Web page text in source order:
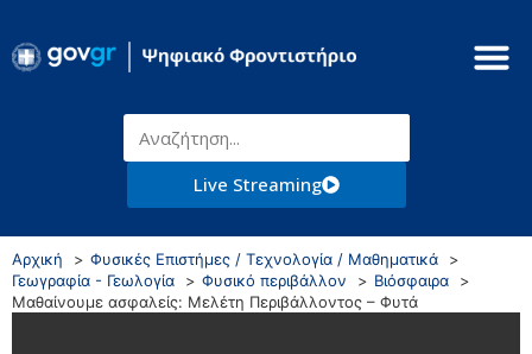
Live Streaming
Αρχική
Φυσικές Επιστήμες / Τεχνολογία / Μαθηματικά
Γεωγραφία - Γεωλογία
Φυσικό περιβάλλον
Βιόσφαιρα
Μαθαίνουμε ασφαλείς: Μελέτη Περιβάλλοντος – Φυτά